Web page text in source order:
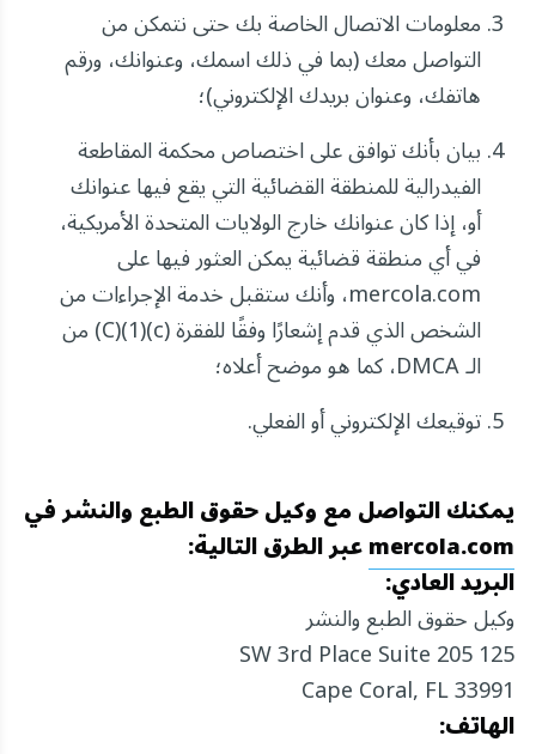
معلومات الاتصال الخاصة بك حتى نتمكن من
التواصل معك (بما في ذلك اسمك، وعنوانك، ورقم
هاتفك، وعنوان بريدك الإلكتروني)؛
بيان بأنك توافق على اختصاص محكمة المقاطعة
الفيدرالية للمنطقة القضائية التي يقع فيها عنوانك
أو، إذا كان عنوانك خارج الولايات المتحدة الأمريكية،
في أي منطقة قضائية يمكن العثور فيها على
mercola.com، وأنك ستقبل خدمة الإجراءات من
الشخص الذي قدم إشعارًا وفقًا للفقرة (c)(1)(C) من
الـ DMCA، كما هو موضح أعلاه؛
توقيعك الإلكتروني أو الفعلي.
يمكنك التواصل مع وكيل حقوق الطبع والنشر في
mercola.comعبر الطرق التالية:
البريد العادي:
وكيل حقوق الطبع والنشر
125 SW 3rd Place Suite 205
Cape Coral, FL 33991
الهاتف: